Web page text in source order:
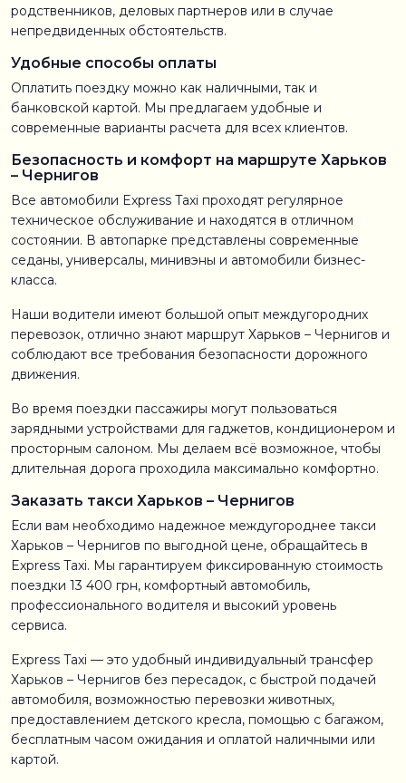
родственников, деловых партнеров или в случае
непредвиденных обстоятельств.
Удобные способы оплаты
Оплатить поездку можно как наличными, так и
банковской картой. Мы предлагаем удобные и
современные варианты расчета для всех клиентов.
Безопасность и комфорт на маршруте Харьков
– Чернигов
Все автомобили Express Taxi проходят регулярное
техническое обслуживание и находятся в отличном
состоянии. В автопарке представлены современные
седаны, универсалы, минивэны и автомобили бизнес-
класса.
Наши водители имеют большой опыт междугородних
перевозок, отлично знают маршрут Харьков – Чернигов и
соблюдают все требования безопасности дорожного
движения.
Во время поездки пассажиры могут пользоваться
зарядными устройствами для гаджетов, кондиционером и
просторным салоном. Мы делаем всё возможное, чтобы
длительная дорога проходила максимально комфортно.
Заказать такси Харьков – Чернигов
Если вам необходимо надежное междугороднее такси
Харьков – Чернигов по выгодной цене, обращайтесь в
Express Taxi. Мы гарантируем фиксированную стоимость
поездки 13 400 грн, комфортный автомобиль,
профессионального водителя и высокий уровень
сервиса.
Express Taxi — это удобный индивидуальный трансфер
Харьков – Чернигов без пересадок, с быстрой подачей
автомобиля, возможностью перевозки животных,
предоставлением детского кресла, помощью с багажом,
бесплатным часом ожидания и оплатой наличными или
картой.